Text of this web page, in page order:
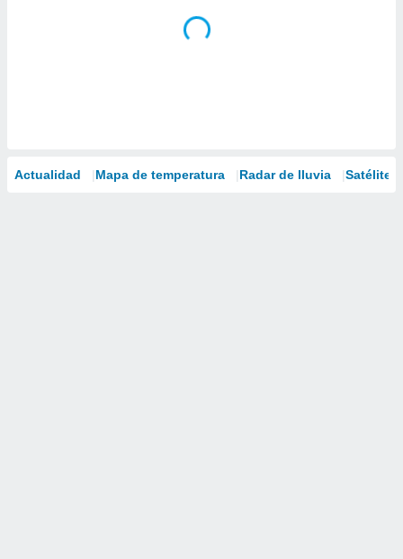
Actualidad Mapa de temperatura Radar de lluvia Satélites